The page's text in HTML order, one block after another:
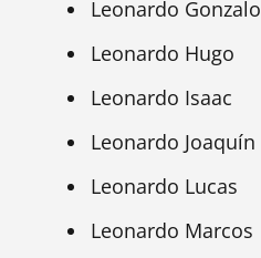
Leonardo Gonzalo
Leonardo Hugo
Leonardo Isaac
Leonardo Joaquín
Leonardo Lucas
Leonardo Marcos